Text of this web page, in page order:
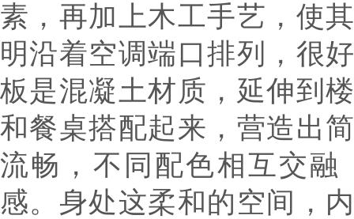
素，再加上木工手艺，使
明沿着空调端口排列，很
板是混凝土材质，延伸到
和餐桌搭配起来，营造出
流畅，不同配色相互交
感。身处这柔和的空间，